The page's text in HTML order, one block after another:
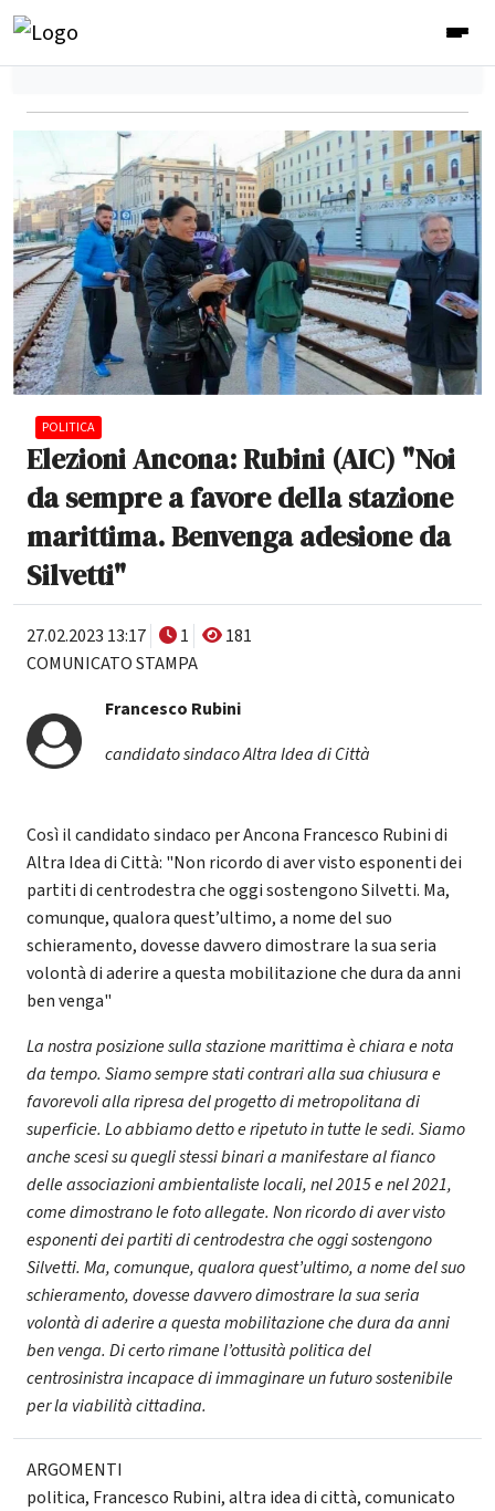
POLITICA
Elezioni Ancona: Rubini (AIC) "Noi
da sempre a favore della stazione
marittima. Benvenga adesione da
Silvetti"
27.02.2023 13:17 1
181
COMUNICATO STAMPA
Francesco Rubini
candidato sindaco Altra Idea di Città
Così il candidato sindaco per Ancona Francesco Rubini di
Altra Idea di Città: "Non ricordo di aver visto esponenti dei
partiti di centrodestra che oggi sostengono Silvetti. Ma,
comunque, qualora quest’ultimo, a nome del suo
schieramento, dovesse davvero dimostrare la sua seria
volontà di aderire a questa mobilitazione che dura da anni
ben venga"
La nostra posizione sulla stazione marittima è chiara e nota
da tempo. Siamo sempre stati contrari alla sua chiusura e
favorevoli alla ripresa del progetto di metropolitana di
superficie. Lo abbiamo detto e ripetuto in tutte le sedi. Siamo
anche scesi su quegli stessi binari a manifestare al fianco
delle associazioni ambientaliste locali, nel 2015 e nel 2021,
come dimostrano le foto allegate. Non ricordo di aver visto
esponenti dei partiti di centrodestra che oggi sostengono
Silvetti. Ma, comunque, qualora quest’ultimo, a nome del suo
schieramento, dovesse davvero dimostrare la sua seria
volontà di aderire a questa mobilitazione che dura da anni
ben venga. Di certo rimane l’ottusità politica del
centrosinistra incapace di immaginare un futuro sostenibile
per la viabilità cittadina.
ARGOMENTI
politica, Francesco Rubini,altra idea di città,comunicato